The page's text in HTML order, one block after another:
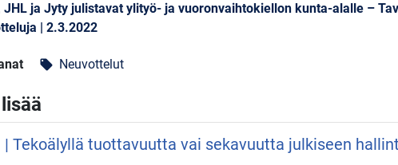
JHL ja Jyty julistavat ylityö- ja vuoronvaihtokiellon kunta-alalle –
| 2.3.2022
local_offer Neuvottelut
| Tekoälyllä tuottavuutta vai sekavuutta julkiseen